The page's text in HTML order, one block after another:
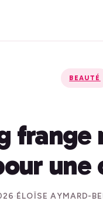
BEAUTÉ
frange
une
·ÉLOÏSE AYMARD-